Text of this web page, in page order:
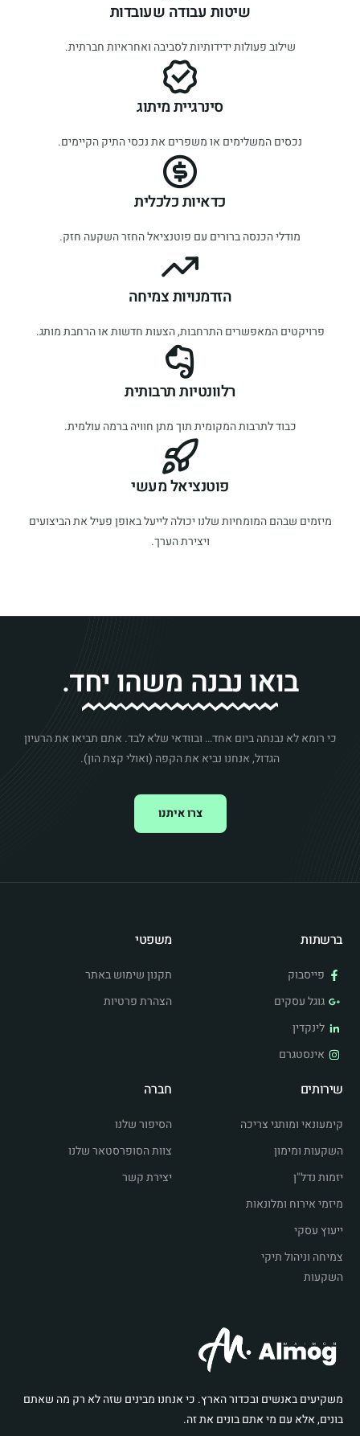
שיטות עבודה שעובדות
שילוב פעולות ידידותיות לסביבה ואחראיות חברתית.
סינרגיית מיתוג
נכסים המשלימים או משפרים את נכסי התיק הקיימים.
כדאיות כלכלית
מודלי הכנסה ברורים עם פוטנציאל החזר השקעה חזק.
הזדמנויות צמיחה
פרויקטים המאפשרים התרחבות, הצעות חדשות או הרחבת מותג.
רלוונטיות תרבותית
כבוד לתרבות המקומית תוך מתן חוויה ברמה עולמית.
פוטנציאל מעשי
מיזמים שבהם המומחיות שלנו יכולה לייעל באופן פעיל את הביצועים
ויצירת הערך.
בואו נבנה משהו יחד.
כי רומא לא נבנתה ביום אחד… ובוודאי שלא לבד. אתם תביאו את הרעיון
הגדול, אנחנו נביא את הקפה (ואולי קצת הון).
צרו איתנו
ברשתות
פייסבוק
גוגל עסקים
לינקדין
אינסטגרם
משפטי
תקנון שימוש באתר
הצהרת פרטיות
שירותים
קימעונאי ומותגי צריכה
השקעות ומימון
יזמות נדל"ן
מיזמי אירוח ומלונאות
ייעוץ עסקי
צמיחה וניהול תיקי
השקעות
חברה
הסיפור שלנו
צוות הסופרסטאר שלנו
יצירת קשר
משקיעים באנשים ובכדור הארץ. כי אנחנו מבינים שזה לא רק מה שאתם
בונים, אלא עם מי אתם בונים את זה.